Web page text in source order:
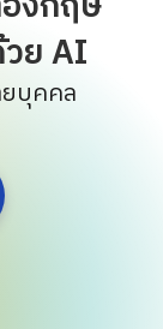
ย AI
ยบุคคล